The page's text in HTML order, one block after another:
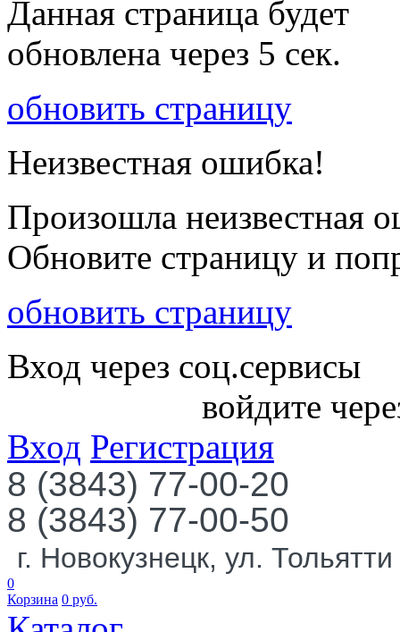
Данная страница будет
обновлена через 5 сек.
обновить страницу
Неизвестная ошибка!
Произошла неизвестная
Обновите страницу и
обновить страницу
Вход через соц.сервисы
войдите
Вход Регистрация
8 (3843) 77-00-20
8 (3843) 77-00-50
г. Новокузнецк, ул.
0
Корзина 0 руб.